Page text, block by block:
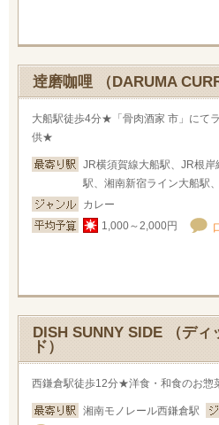
逹磨咖哩 （DARUMA
大船駅徒歩4分★「骨肉酒家 市」にて
供★
JR横須賀線大船駅、JR根
駅、湘南新宿ライン大船駅
カレー
1,000～2,000円
DISH SUNNY SIDE （ディ
ド）
西鎌倉駅徒歩12分★洋食・和食のお惣
湘南モノレール西鎌倉駅